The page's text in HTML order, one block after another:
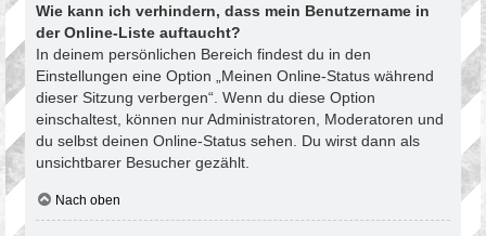
Wie kann ich verhindern, dass mein Benutzername in
der Online-Liste auftaucht?
In deinem persönlichen Bereich findest du in den
Einstellungen eine Option „Meinen Online-Status während
dieser Sitzung verbergen“. Wenn du diese Option
einschaltest, können nur Administratoren, Moderatoren und
du selbst deinen Online-Status sehen. Du wirst dann als
unsichtbarer Besucher gezählt.
Nach oben